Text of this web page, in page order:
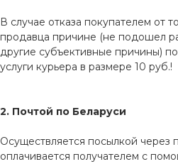
В случае отказа покупателем от
продавца причине (не подошел
другие субъективные причины)
услуги курьера в размере 10 руб.!
2. Почтой по Беларуси
Осуществляется посылкой через
оплачивается получателем с